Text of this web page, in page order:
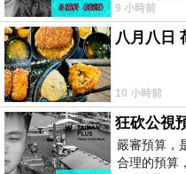
民如親，說
9 小時前
八月八日
10 小時前
狂砍公視
嚴審預算，
合理的預算